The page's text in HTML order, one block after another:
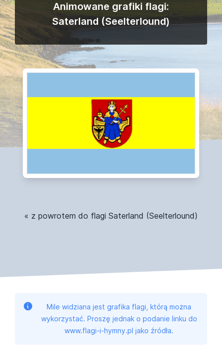
Animowane grafiki flagi:
Saterland (Seelterlound)
« z powrotem do flagi Saterland (Seelterlound)
Mile widziana jest grafika flagi, którą można
wykorzystać. Proszę jednak o podanie linku do
www.flagi-i-hymny.pl jako źródła.